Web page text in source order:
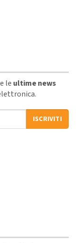
le ultime news
ISCRIVITI